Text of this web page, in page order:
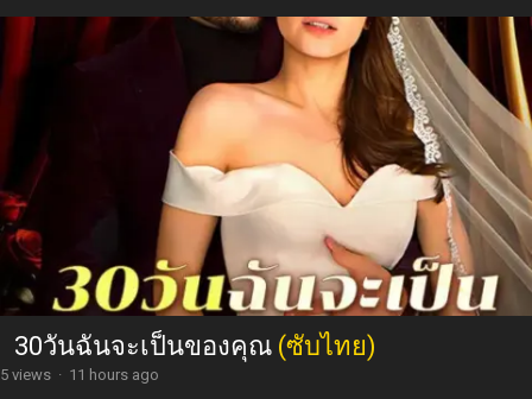
30วันฉันจะเป็นของคุณ (ซับไทย)
5 views · 11 hours ago